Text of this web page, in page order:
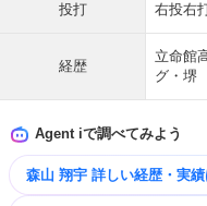
投打 右投右
経歴
立命館
グ・堺
Agent iで調べてみよう
森山 翔宇 詳しい経歴・実績